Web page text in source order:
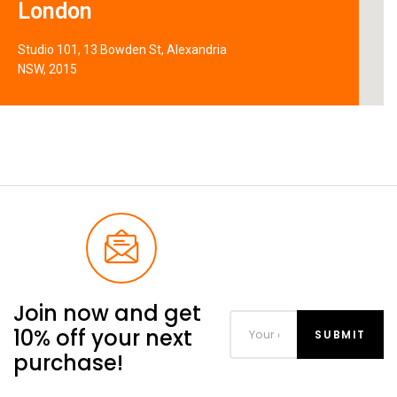
London
Studio 101, 13 Bowden St, Alexandria
NSW, 2015
Join now and get
10% off your next
purchase!